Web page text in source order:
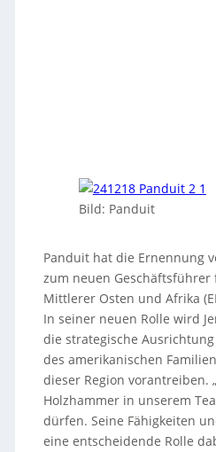
Bild: Panduit
Panduit hat die Ernennung
zum neuen Geschäftsführer
Mittlerer Osten und Afrika
In seiner neuen Rolle wird
die strategische
des amerikanischen
dieser Region vorantreiben.
Holzhammer in unserem
dürfen. Seine Fähigkeiten
eine entscheidende Rolle